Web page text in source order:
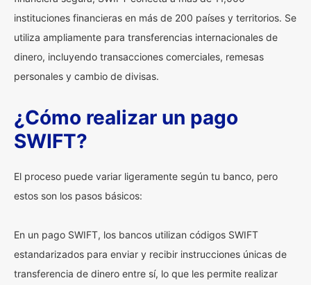
instituciones financieras en más de 200 países y territorios. Se
utiliza ampliamente para transferencias internacionales de
dinero, incluyendo transacciones comerciales, remesas
personales y cambio de divisas.
¿Cómo realizar un pago
SWIFT?
El proceso puede variar ligeramente según tu banco, pero
estos son los pasos básicos:
En un pago SWIFT, los bancos utilizan códigos SWIFT
estandarizados para enviar y recibir instrucciones únicas de
transferencia de dinero entre sí, lo que les permite realizar